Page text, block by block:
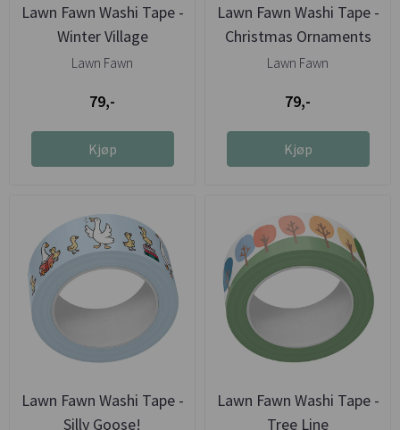
Lawn Fawn Washi Tape -
Winter Village
Lawn Fawn
79,-
Kjøp
Lawn Fawn Washi Tape -
Christmas Ornaments
Lawn Fawn
79,-
Kjøp
Lawn Fawn Washi Tape -
Silly Goose!
Lawn Fawn Washi Tape -
Tree Line